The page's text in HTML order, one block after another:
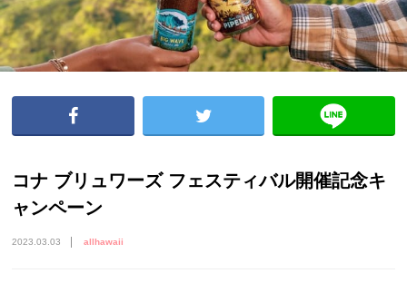
コナ ブリュワーズ フェスティバル開催記念キ
ャンペーン
2023.03.03 allhawaii